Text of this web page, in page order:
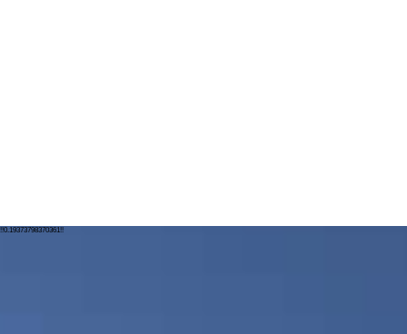
!!0.19373798370361!!